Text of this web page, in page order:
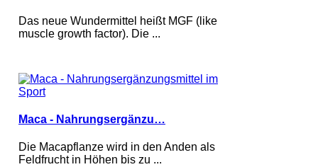
Das neue Wundermittel heißt MGF (like
muscle growth factor). Die ...
Maca - Nahrungsergänzu…
Die Macapflanze wird in den Anden als
Feldfrucht in Höhen bis zu ...